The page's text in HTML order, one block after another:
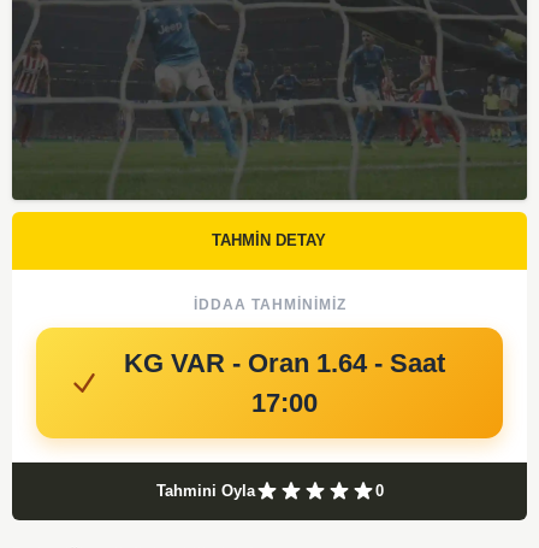
TAHMİN DETAY
İDDAA TAHMINIMIZ
KG VAR - Oran 1.64 - Saat
17:00
Tahmini Oyla 0